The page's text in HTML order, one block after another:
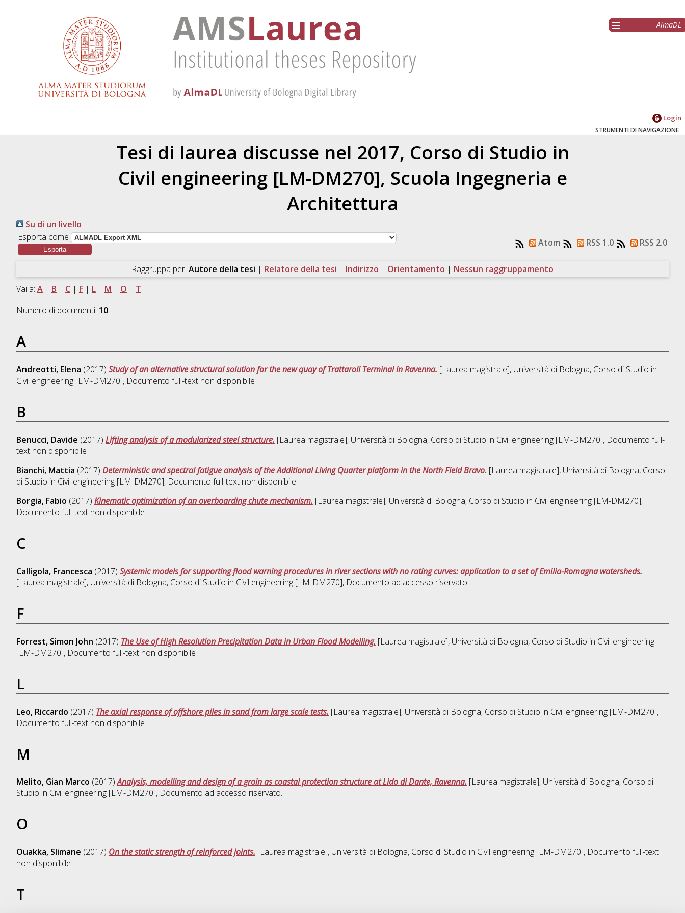
AlmaDL
Login
STRUMENTI DI NAVIGAZIONE
Tesi di laurea discusse nel 2017, Corso di Studio in
Civil engineering [LM-DM270], Scuola Ingegneria e
Architettura
Su di un livello
Esporta come
Atom RSS 1.0 RSS 2.0
Raggruppa per: Autore della tesi | Relatore della tesi | Indirizzo | Orientamento | Nessun raggruppamento
Vai a: A| B | C| F| L| M | O | T
Numero di documenti: 10.
A
Andreotti, Elena (2017) Study of an alternative structural solution for the new quay of Trattaroli Terminal in Ravenna. [Laurea magistrale], Università di Bologna, Corso di Studio in
Civil engineering [LM-DM270], Documento full-text non disponibile
B
Benucci, Davide (2017) Lifting analysis of a modularized steel structure. [Laurea magistrale], Università di Bologna, Corso di Studio in Civil engineering [LM-DM270], Documento full-
text non disponibile
Bianchi, Mattia (2017) Deterministic and spectral fatigue analysis of the Additional Living Quarter platform in the North Field Bravo. [Laurea magistrale], Università di Bologna, Corso
di Studio in Civil engineering [LM-DM270], Documento full-text non disponibile
Borgia, Fabio (2017) Kinematic optimization of an overboarding chute mechanism. [Laurea magistrale], Università di Bologna, Corso di Studio in Civil engineering [LM-DM270],
Documento full-text non disponibile
C
Calligola, Francesca (2017) Systemic models for supporting flood warning procedures in river sections with no rating curves: application to a set of Emilia-Romagna watersheds.
[Laurea magistrale], Università di Bologna, Corso di Studio in Civil engineering [LM-DM270], Documento ad accesso riservato.
F
Forrest, Simon John (2017) The Use of High Resolution Precipitation Data in Urban Flood Modelling. [Laurea magistrale], Università di Bologna, Corso di Studio in Civil engineering
[LM-DM270], Documento full-text non disponibile
L
Leo, Riccardo (2017) The axial response of offshore piles in sand from large scale tests. [Laurea magistrale], Università di Bologna, Corso di Studio in Civil engineering [LM-DM270],
Documento full-text non disponibile
M
Melito, Gian Marco (2017)Analysis, modelling and design of a groin as coastal protection structure at Lido di Dante, Ravenna. [Laurea magistrale], Università di Bologna, Corso di
Studio in Civil engineering [LM-DM270], Documento ad accesso riservato.
O
Ouakka, Slimane (2017) On the static strength of reinforced joints. [Laurea magistrale], Università di Bologna, Corso di Studio in Civil engineering [LM-DM270], Documento full-text
non disponibile
T